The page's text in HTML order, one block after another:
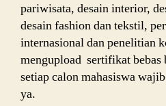
pariwisata, desain interior,
desain fashion dan tekstil,
internasional dan penelitian
mengupload sertifikat bebas
setiap calon mahasiswa
ya.